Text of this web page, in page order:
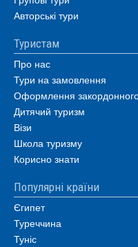
Авторські тури
Туристам
Про нас
Тури на замовлення
Оформлення
Дитячий туризм
Візи
Школа туризму
Корисно знати
Популярні країни
Єгипет
Туреччина
Туніс